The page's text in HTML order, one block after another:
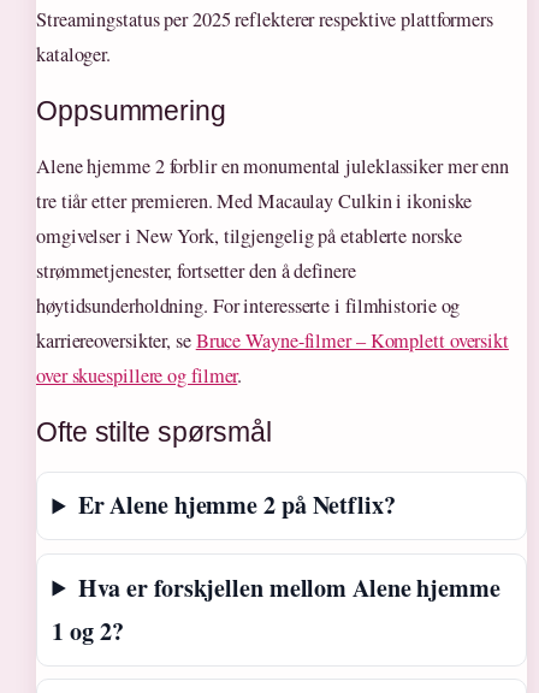
Streamingstatus per 2025 reflekterer respektive plattformers
kataloger.
Oppsummering
Alene hjemme 2 forblir en monumental juleklassiker mer enn
tre tiår etter premieren. Med Macaulay Culkin i ikoniske
omgivelser i New York, tilgjengelig på etablerte norske
strømmetjenester, fortsetter den å definere
høytidsunderholdning. For interesserte i filmhistorie og
karriereoversikter, seBruce Wayne-filmer – Komplett oversikt
over skuespillere og filmer.
Ofte stilte spørsmål
Er Alene hjemme 2 på Netflix?
Hva er forskjellen mellom Alene hjemme
1 og 2?